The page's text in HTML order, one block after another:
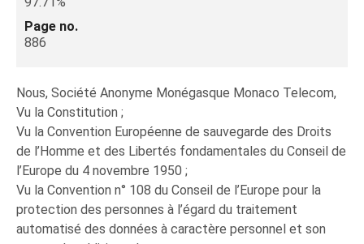
Page no.
886
Nous, Société Anonyme Monégasque Monaco Telecom,
Vu la Constitution ;
Vu la Convention Européenne de sauvegarde des Droits
de l’Homme et des Libertés fondamentales du Conseil de
l’Europe du 4 novembre 1950 ;
Vu la Convention n° 108 du Conseil de l’Europe pour la
protection des personnes à l’égard du traitement
automatisé des données à caractère personnel et son